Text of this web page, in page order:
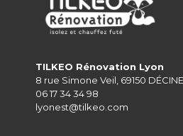
TILKEO Rénovation Lyon
8 rue Simone Veil, 69150
06 17 34 34 98
lyonest@tilkeo.com